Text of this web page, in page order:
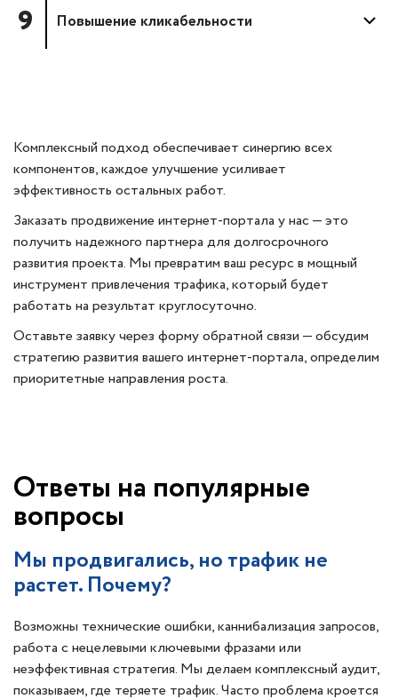
9 Повышение кликабельности
Комплексный подход обеспечивает синергию всех
компонентов, каждое улучшение усиливает
эффективность остальных работ.
Заказать продвижение интернет-портала у нас — это
получить надежного партнера для долгосрочного
развития проекта. Мы превратим ваш ресурс в мощный
инструмент привлечения трафика, который будет
работать на результат круглосуточно.
Оставьте заявку через форму обратной связи — обсудим
стратегию развития вашего интернет-портала, определим
приоритетные направления роста.
Ответы на популярные
вопросы
Мы продвигались, но трафик не
растет. Почему?
Возможны технические ошибки, каннибализация запросов,
работа с нецелевыми ключевыми фразами или
неэффективная стратегия. Мы делаем комплексный аудит,
показываем, где теряете трафик. Часто проблема кроется